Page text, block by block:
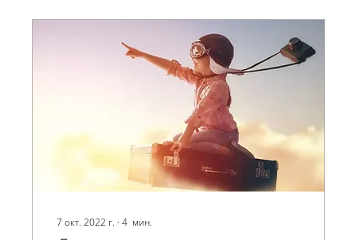
7 окт. 2022 г. ∙ 4 мин.